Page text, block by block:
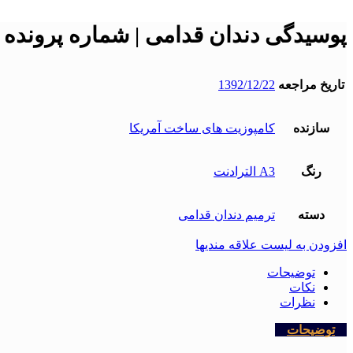
پوسیدگی دندان قدامی | شماره پرونده :
تاریخ مراجعه 1392/12/22
سازنده کامپوزیت های ساخت آمریکا
رنگ A3 الترادنت
دسته ترمیم دندان قدامی
افزودن به لیست علاقه مندیها
توضیحات
نکات
نظرات
توضیحات